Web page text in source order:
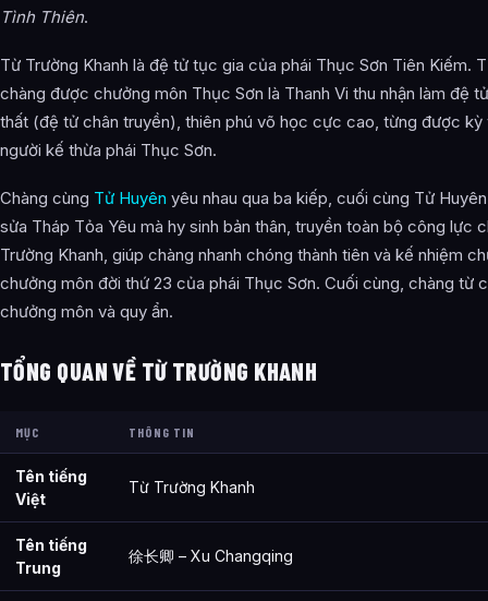
Trở Về Thục Sơn
Nội Loạn Đường Gia Bảo
Lôi Linh Châu
Thần Ma Chi Tỉnh
Tiên Kiếm Kỳ Hiệp Truyện 3 Ngoại Truyện: Vấn Tình Thiên
Thơ Từ Chủ Đề
Hình Tượng Phim Ảnh
Câu Hỏi Thường Gặp
Từ Trường Khanh là ai?
Từ Trường Khanh xuất hiện trong tác phẩm nào?
Tình Thiên.
Từ Trường Khanh là đệ tử tục gia của phái Thục Sơn Tiên Kiếm.
chàng được chưởng môn Thục Sơn là Thanh Vi thu nhận làm đệ
thất (đệ tử chân truyền), thiên phú võ học cực cao, từng được kỳ
người kế thừa phái Thục Sơn.
Chàng cùng Tử Huyên yêu nhau qua ba kiếp, cuối cùng Tử
sửa Tháp Tỏa Yêu mà hy sinh bản thân, truyền toàn bộ công lực
Trường Khanh, giúp chàng nhanh chóng thành tiên và kế nhiệm
chưởng môn đời thứ 23 của phái Thục Sơn. Cuối cùng, chàng từ
chưởng môn và quy ẩn.
TỔNG QUAN VỀ TỪ TRƯỜNG KHANH
MỤC THÔNG TIN
Tên tiếng
Việt
Từ Trường Khanh
Tên tiếng
Trung
徐长卿 – Xu Changqing